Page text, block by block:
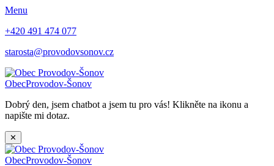
Menu
+420 491 474 077
starosta@provodovsonov.cz
ObecProvodov-Šonov
Dobrý den, jsem chatbot a jsem tu pro vás! Klikněte na ikonu a
napište mi dotaz.
✕
ObecProvodov-Šonov